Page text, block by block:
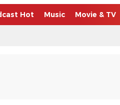
Hot Music Movie & TV